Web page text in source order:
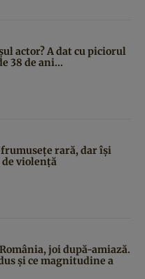
actor? A dat cu piciorul
38 de ani...
frumusețe rară, dar își
violență
joi după-amiază.
și ce magnitudine a